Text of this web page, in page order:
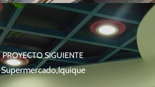
PROYECTO SIGUIENTE
Supermercado,Iquique